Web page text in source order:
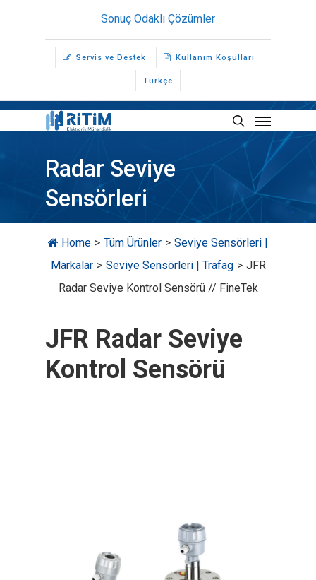
Sonuç Odaklı Çözümler
Servis ve Destek Kullanım Koşulları
Türkçe
search
Menu
Radar Seviye
Sensörleri
Home > Tüm Ürünler > Seviye Sensörleri |
Markalar > Seviye Sensörleri | Trafag > JFR
Radar Seviye Kontrol Sensörü // FineTek
JFR Radar Seviye
Kontrol Sensörü